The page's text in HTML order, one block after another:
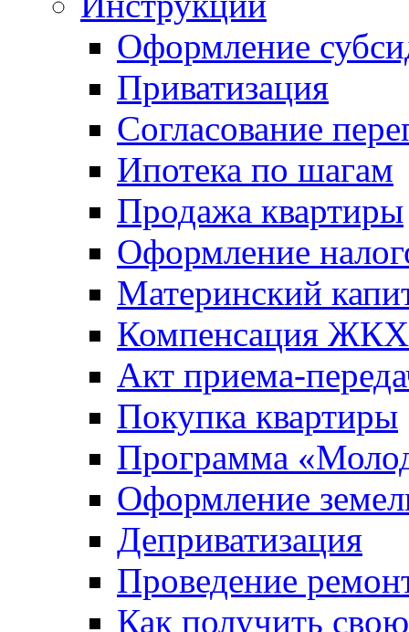
Оформление
Приватизация
Согласование
Ипотека по шагам
Продажа квартиры
Оформление
Материнский
Компенсация ЖКХ
Акт приема-
Покупка квартиры
Программа
Оформление
Деприватизация
Проведение
Как получить